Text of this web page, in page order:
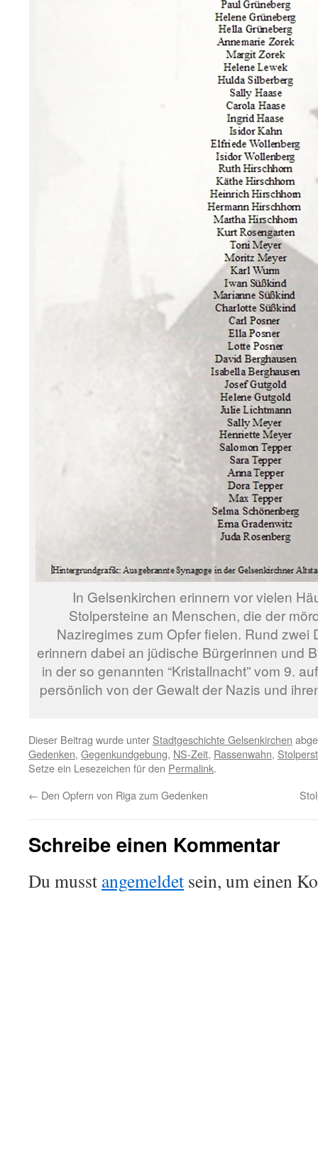
In Gelsenkirchen erinnern vor vielen
Stolpersteine an Menschen, die der
Naziregimes zum Opfer fielen. Rund zwei
erinnern dabei an jüdische Bürgerinnen und
in der so genannten “Kristallnacht” vom 9.
persönlich von der Gewalt der Nazis und
Dieser Beitrag wurde unter Stadtgeschichte Gelsenkirchen
Gedenken, Gegenkundgebung, NS-Zeit, Rassenwahn,
Setze ein Lesezeichen für den Permalink.
← Den Opfern von Riga zum Gedenken
Schreibe einen Kommentar
Du musst angemeldet sein, um einen